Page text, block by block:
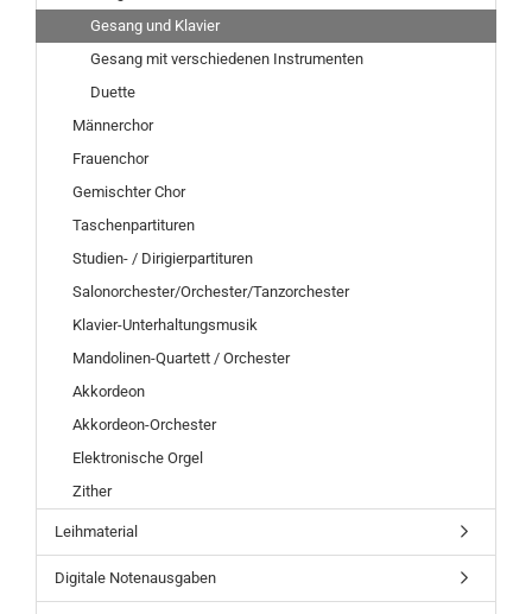
Gesang und Klavier
Gesang mit verschiedenen Instrumenten
Duette
Männerchor
Frauenchor
Gemischter Chor
Taschenpartituren
Studien- / Dirigierpartituren
Salonorchester/Orchester/Tanzorchester
Klavier-Unterhaltungsmusik
Mandolinen-Quartett / Orchester
Akkordeon
Akkordeon-Orchester
Elektronische Orgel
Zither
Leihmaterial
Digitale Notenausgaben